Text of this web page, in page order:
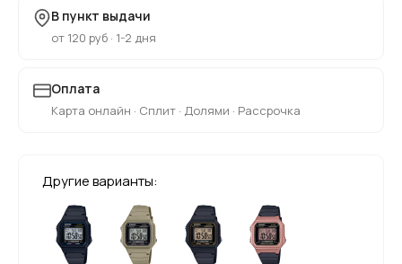
В пункт выдачи
от 120 руб · 1-2 дня
Оплата
Карта онлайн · Сплит · Долями · Рассрочка
Другие варианты: